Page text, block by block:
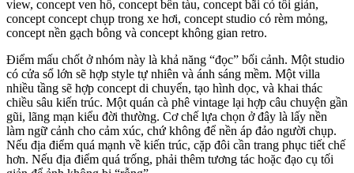
view, concept ven hồ, concept bến tàu, concept bãi cỏ tối giản,
concept concept chụp trong xe hơi, concept studio có rèm mỏng,
concept nền gạch bông và concept không gian retro.
Điểm mấu chốt ở nhóm này là khả năng “đọc” bối cảnh. Một studio
có cửa sổ lớn sẽ hợp style tự nhiên và ánh sáng mềm. Một villa
nhiều tầng sẽ hợp concept di chuyển, tạo hình dọc, và khai thác
chiều sâu kiến trúc. Một quán cà phê vintage lại hợp câu chuyện gần
gũi, lãng mạn kiểu đời thường. Cơ chế lựa chọn ở đây là lấy nền
làm ngữ cảnh cho cảm xúc, chứ không để nền áp đảo người chụp.
Nếu địa điểm quá mạnh về kiến trúc, cặp đôi cần trang phục tiết chế
hơn. Nếu địa điểm quá trống, phải thêm tương tác hoặc đạo cụ tối